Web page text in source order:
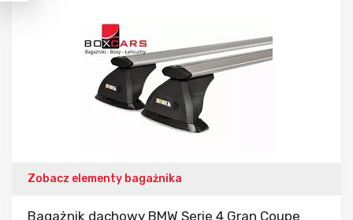
Zobacz elementy bagażnika
Bagażnik dachowy BMW Serie 4 Gran Coupe